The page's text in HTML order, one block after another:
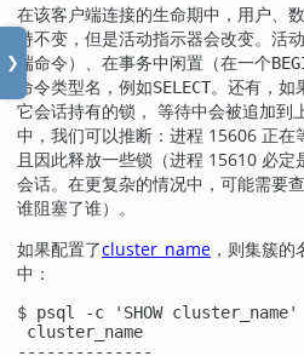
❯
在该客户端连接的生命期中，用户、
持不变，但是活动指示器会改变。活
端命令）、 在事务中闲置 （在一个
命令类型名，例如SELECT。还有，如
它会话持有的锁， 等待中会被追加到
中，我们可以推断：进程 15606 正
且因此释放一些锁（进程 15610 必
会话。在更复杂的情况中，可能需要
谁阻塞了谁）。
如果配置了cluster_name ，则集簇
中：
$ psql -c 'SHOW cluster_name'
cluster_name
--------------